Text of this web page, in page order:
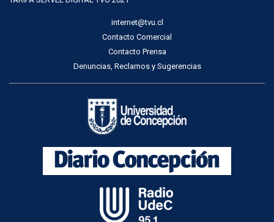
internet@tvu.cl
Contacto Comercial
Contacto Prensa
Denuncias, Reclamos y Sugerencias